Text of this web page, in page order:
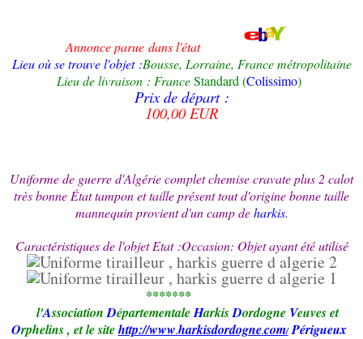
Annonce parue dans l'état
Lieu où se trouve l'objet :Bousse, Lorraine, France métropolitaine
Lieu de livraison : FranceStandard (Colissimo)
Prix de départ :
100,00 EUR
Uniforme de guerre d'Algérie complet chemise cravate plus 2 calot
très bonne État tampon et taille présent tout d'origine bonne taille
mannequin provient d'un camp deharkis.
Caractéristiques de l'objet Etat :Occasion: Objet ayant été utilisé
*******
l'Association DépartementaleHarkisDordogne Veuves et
Orphelins, et le site http://www.harkisdordogne.com/ Périgueux